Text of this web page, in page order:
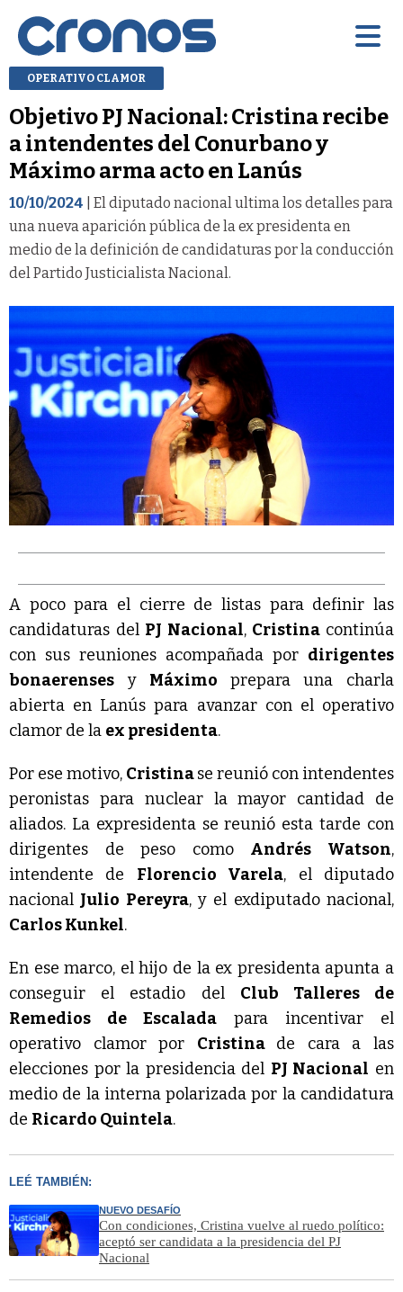
OPERATIVO CLAMOR
Objetivo PJ Nacional: Cristina recibe
a intendentes del Conurbano y
Máximo arma acto en Lanús
10/10/2024 | El diputado nacional ultima los detalles para
una nueva aparición pública de la ex presidenta en
medio de la definición de candidaturas por la conducción
del Partido Justicialista Nacional.
A poco para el cierre de listas para definir las
candidaturas del PJ Nacional, Cristina continúa
con sus reuniones acompañada por dirigentes
bonaerenses y Máximo prepara una charla
abierta en Lanús para avanzar con el operativo
clamor de la ex presidenta.
Por ese motivo, Cristinase reunió con intendentes
peronistas para nuclear la mayor cantidad de
aliados. La expresidenta se reunió esta tarde con
dirigentes de peso como Andrés Watson,
intendente de Florencio Varela, el diputado
nacional Julio Pereyra, y el exdiputado nacional,
Carlos Kunkel.
En ese marco, el hijo de la ex presidenta apunta a
conseguir el estadio del Club Talleres de
Remedios de Escalada para incentivar el
operativo clamor por Cristina de cara a las
elecciones por la presidencia del PJ Nacional en
medio de la interna polarizada por la candidatura
de Ricardo Quintela.
LEÉ TAMBIÉN:
NUEVO DESAFÍO
Con condiciones, Cristina vuelve al ruedo político:
aceptó ser candidata a la presidencia del PJ
Nacional